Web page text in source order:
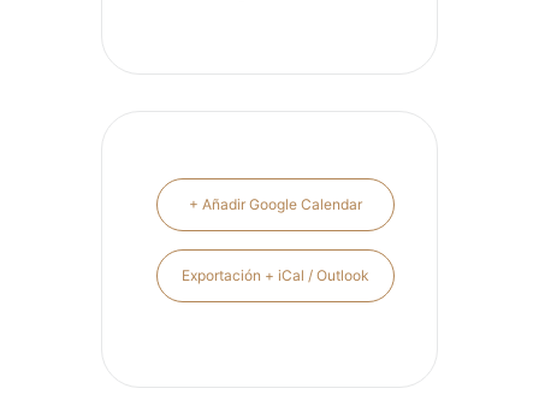
+ Añadir Google Calendar
Exportación + iCal / Outlook